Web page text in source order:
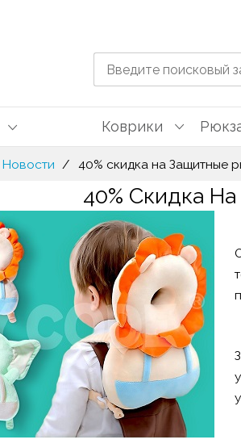
Коврики
Новости 40% скидка на Защитные
40% Скидка